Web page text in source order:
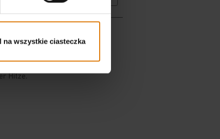
na wszystkie ciasteczka